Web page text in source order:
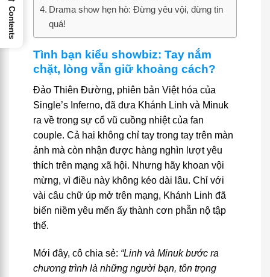
Drama show hẹn hò: Đừng yêu vội, đừng tin
quá!
Tình bạn kiểu showbiz: Tay nắm
chặt, lòng vẫn giữ khoảng cách?
Đảo Thiên Đường, phiên bản Việt hóa của
Single’s Inferno, đã đưa Khánh Linh và Minuk
ra về trong sự cổ vũ cuồng nhiệt của fan
couple. Cả hai không chỉ tay trong tay trên màn
ảnh mà còn nhận được hàng nghìn lượt yêu
thích trên mạng xã hội. Nhưng hãy khoan vội
mừng, vì điều này không kéo dài lâu. Chỉ với
vài câu chữ úp mở trên mạng, Khánh Linh đã
biến niềm yêu mến ấy thành cơn phẫn nộ tập
thể.
Mới đây, cô chia sẻ: “Linh và Minuk bước ra
chương trình là những người bạn, tôn trọng
Contents